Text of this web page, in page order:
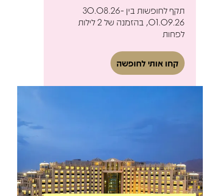
תקף לחופשות בין 30.08.26-
01.09.26, בהזמנה של 2 לילות
לפחות
קחו אותי לחופשה